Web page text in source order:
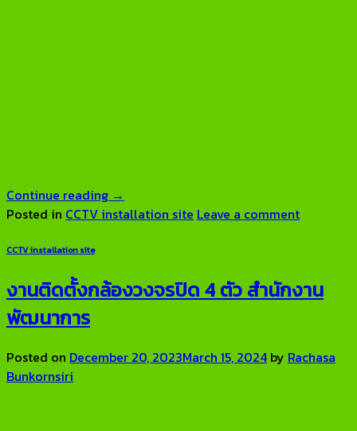
Continue reading →
Posted in CCTV installation site Leave a comment
CCTV installation site
งานติดตั้งกล้องวงจรปิด 4 ตัว สำนักงาน
พัฒนาการ
Posted on December 20, 2023March 15, 2024 by Rachasa
Bunkornsiri